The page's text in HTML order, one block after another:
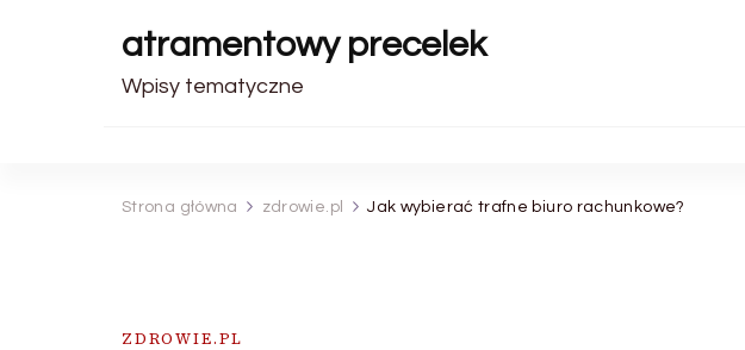
atramentowy precelek
Wpisy tematyczne
Strona główna zdrowie.pl Jak wybierać trafne biuro rachunkowe?
ZDROWIE.PL